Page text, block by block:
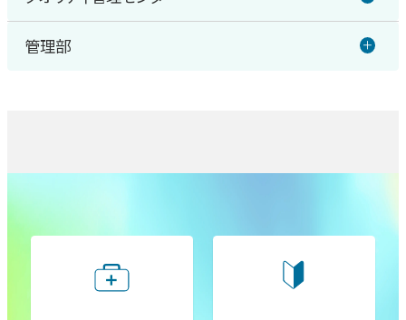
糖尿病・内分泌科
消化器外科／上部消化管（胃・食道）
臨床検査室
医療福祉相談室
クオリティ管理センター
文書管理室
管理部
企画室